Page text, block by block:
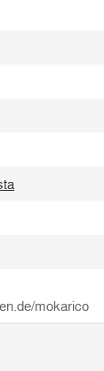
mokarico